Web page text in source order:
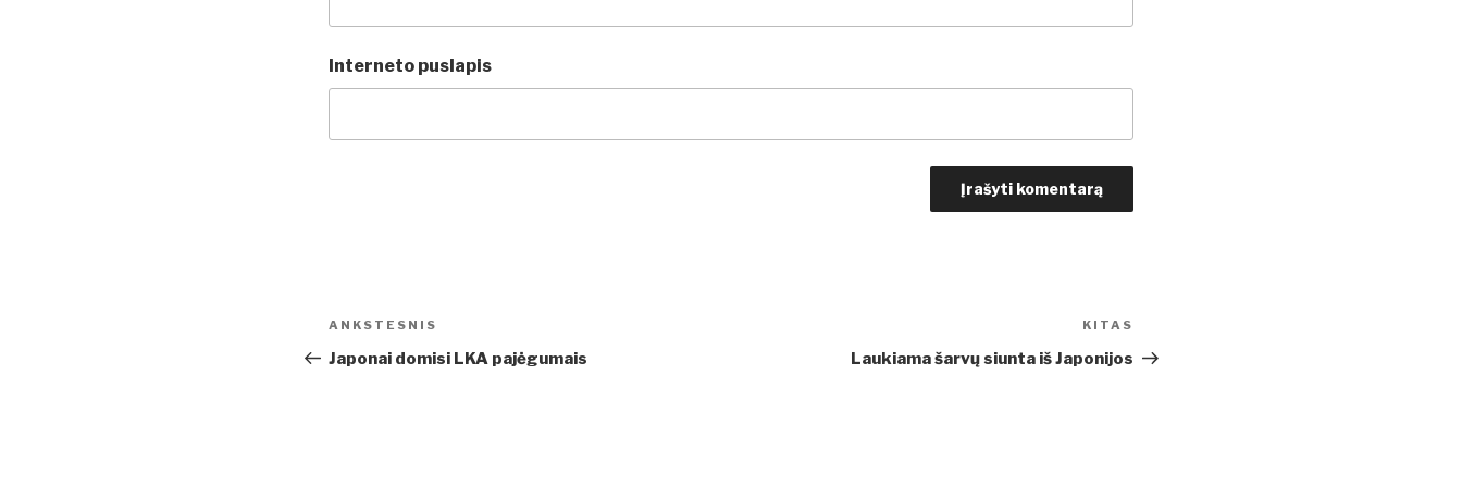
Interneto puslapis
Navigacija
tarp
Ankstesnis
įrašas
ANKSTESNIS
Japonai domisi LKA pajėgumais
įrašas
KITAS
Laukiama šarvų siunta iš Japonijos